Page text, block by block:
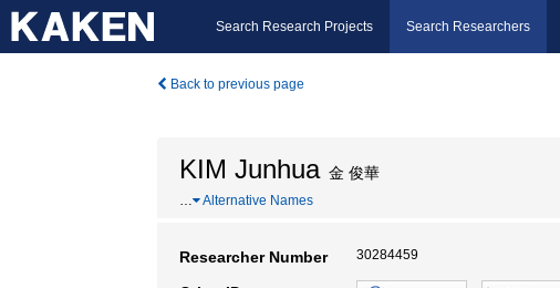
Search Research Projects Search Researchers
Back to previous page
KIM Junhua金 俊華
… Alternative Names
Researcher Number 30284459